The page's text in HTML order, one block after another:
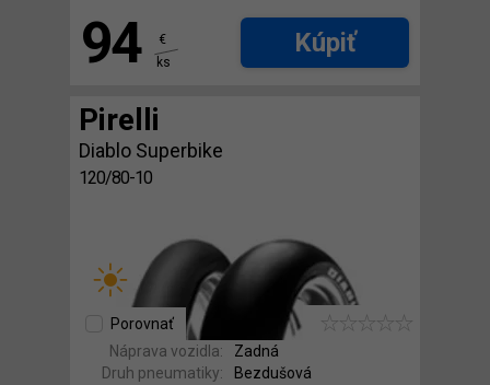
94
€
ks
Kúpiť
Pirelli
Diablo Superbike
120/80-10
Porovnať
Náprava vozidla:
Zadná
Druh pneumatiky:
Bezdušová